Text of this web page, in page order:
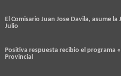
El Comisario Juan Jose Davila, asume
Julio
Positiva respuesta recibio el programa
Provincial